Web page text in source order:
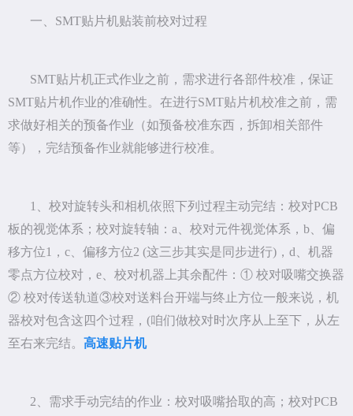
一、SMT贴片机贴装前校对过程
SMT贴片机正式作业之前，需求进行各部件校准，保证
SMT贴片机作业的准确性。在进行SMT贴片机校准之前，需
求做好相关的预备作业（如预备校准东西，拆卸相关部件
等），完结预备作业就能够进行校准。
1、校对旋转头和相机依照下列过程主动完结：校对PCB
板的视觉体系；校对旋转轴：a、校对元件视觉体系，b、偏
移方位1，c、偏移方位2 (这三步其实是同步进行)，d、机器
零点方位校对，e、校对机器上其余配件：① 校对吸嘴交换器
② 校对传送轨道③校对送料台开端与终止方位一般来说，机
器校对包含这四个过程，(咱们做校对时次序从上至下，从左
至右来完结。 高速贴片机
2、需求手动完结的作业：校对吸嘴拾取的高；校对PCB